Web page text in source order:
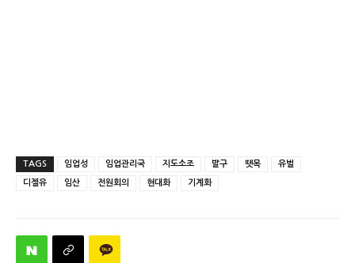
TAGS 임업성 임업관리국 지도소조 발구 뗏목 유벌
디젤유 임산 전원회의 현대화 기계화